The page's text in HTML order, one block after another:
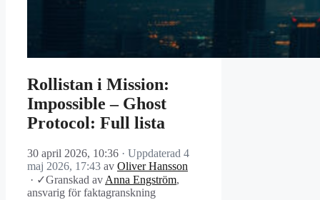
Rollistan i Mission:
Impossible – Ghost
Protocol: Full lista
30 april 2026, 10:36 · Uppdaterad 4
maj 2026, 17:43 av Oliver Hansson
· ✓Granskad av Anna Engström,
ansvarig för faktagranskning